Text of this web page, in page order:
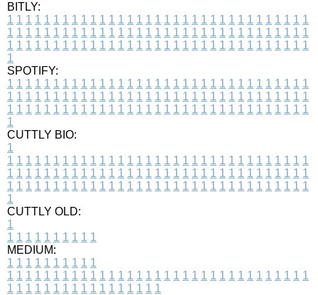
BITLY:
1 1 1 1 1 1 1 1 1 1 1 1 1 1 1 1 1 1 1 1 1 1 1 1 1 1 1 1 1 1 1 1 1
1 1 1 1 1 1 1 1 1 1 1 1 1 1 1 1 1 1 1 1 1 1 1 1 1 1 1 1 1 1 1 1 1
1 1 1 1 1 1 1 1 1 1 1 1 1 1 1 1 1 1 1 1 1 1 1 1 1 1 1 1 1 1 1 1 1
1
SPOTIFY:
1 1 1 1 1 1 1 1 1 1 1 1 1 1 1 1 1 1 1 1 1 1 1 1 1 1 1 1 1 1 1 1 1
1 1 1 1 1 1 1 1 1 1 1 1 1 1 1 1 1 1 1 1 1 1 1 1 1 1 1 1 1 1 1 1 1
1 1 1 1 1 1 1 1 1 1 1 1 1 1 1 1 1 1 1 1 1 1 1 1 1 1 1 1 1 1 1 1 1
1
CUTTLY BIO:
1
1 1 1 1 1 1 1 1 1 1 1 1 1 1 1 1 1 1 1 1 1 1 1 1 1 1 1 1 1 1 1 1 1
1 1 1 1 1 1 1 1 1 1 1 1 1 1 1 1 1 1 1 1 1 1 1 1 1 1 1 1 1 1 1 1 1
1 1 1 1 1 1 1 1 1 1 1 1 1 1 1 1 1 1 1 1 1 1 1 1 1 1 1 1 1 1 1 1 1
1
CUTTLY OLD:
1
1 1 1 1 1 1 1 1 1 1
MEDIUM:
1 1 1 1 1 1 1 1 1 1
1 1 1 1 1 1 1 1 1 1 1 1 1 1 1 1 1 1 1 1 1 1 1 1 1 1 1 1 1 1 1 1 1
1 1 1 1 1 1 1 1 1 1 1 1 1 1 1 1 1